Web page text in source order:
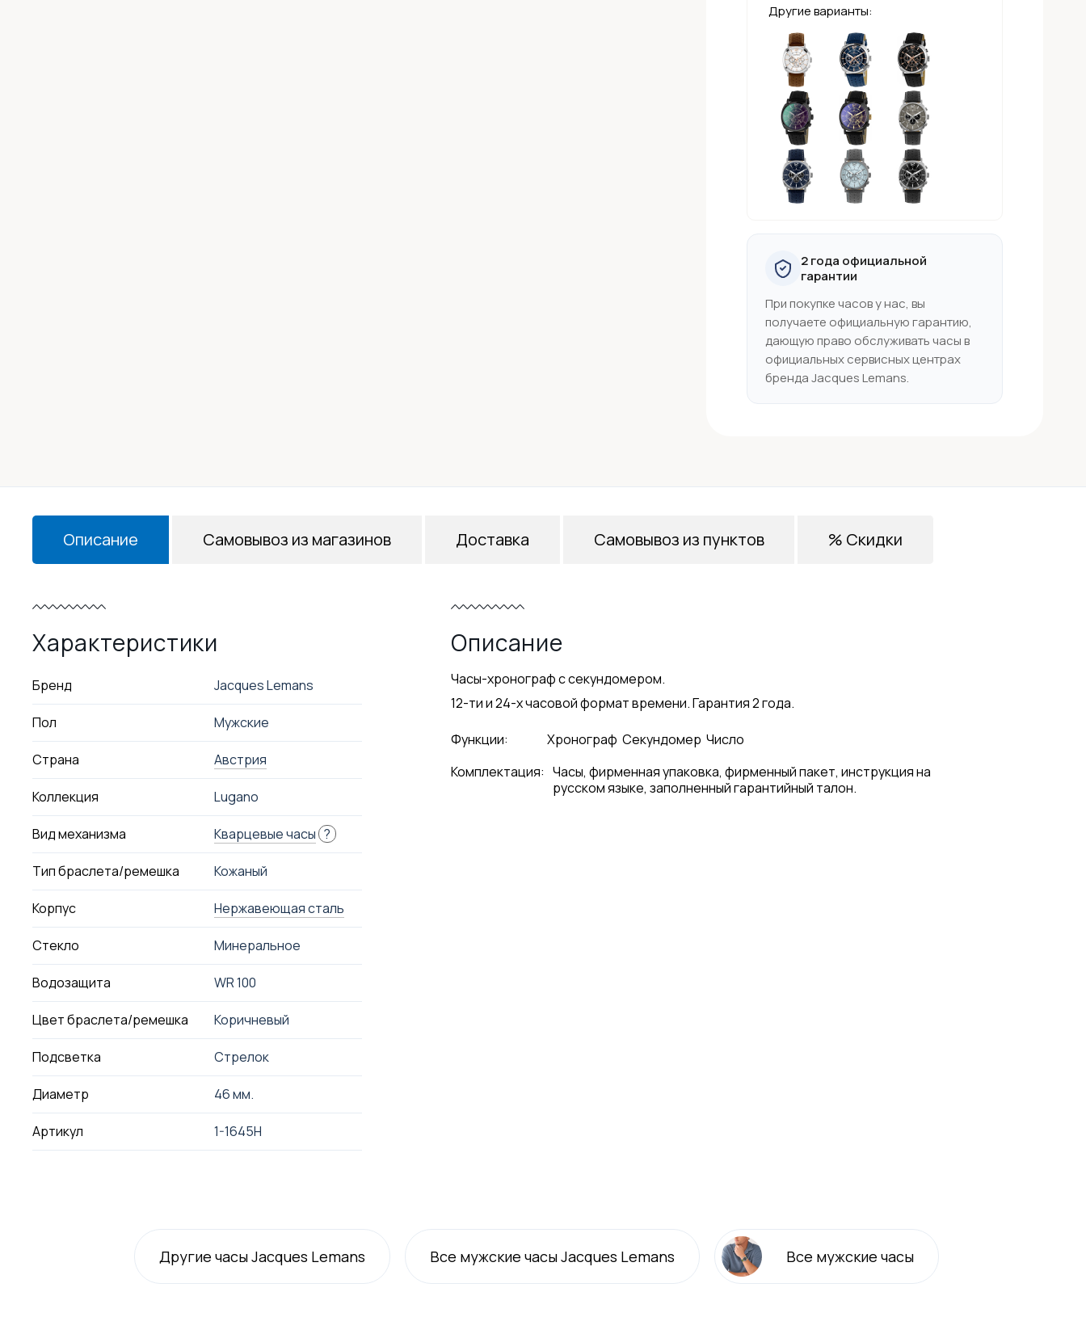
Другие варианты:
2 года официальной
гарантии
При покупке часов у нас, вы
получаете официальную гарантию,
дающую право обслуживать часы в
официальных сервисных центрах
бренда Jacques Lemans.
Описание
Характеристики
Бренд Jacques Lemans
Пол Мужские
Страна Австрия
Коллекция Lugano
Вид механизма Кварцевые часы ?
Тип браслета/ремешка Кожаный
Корпус Нержавеющая сталь
Стекло Минеральное
Водозащита WR 100
Цвет браслета/ремешка Коричневый
Подсветка Стрелок
Диаметр 46 мм.
Артикул 1-1645H
Описание
Часы-хронограф с секундомером.
12-ти и 24-х часовой формат времени. Гарантия 2 года.
Функции: Хронограф Секундомер Число
Комплектация: Часы, фирменная упаковка, фирменный пакет, инструкция на
русском языке, заполненный гарантийный талон.
Самовывоз из магазинов Доставка Самовывоз из пунктов % Скидки
Другие часы Jacques Lemans Все мужские часы Jacques Lemans Все мужские часы